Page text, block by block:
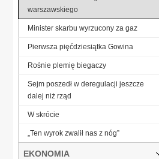
warszawskiego
Minister skarbu wyrzucony za gaz
Pierwsza pięćdziesiątka Gowina
Rośnie plemię biegaczy
Sejm poszedł w deregulacji jeszcze
dalej niż rząd
W skrócie
„Ten wyrok zwalił nas z nóg”
EKONOMIA